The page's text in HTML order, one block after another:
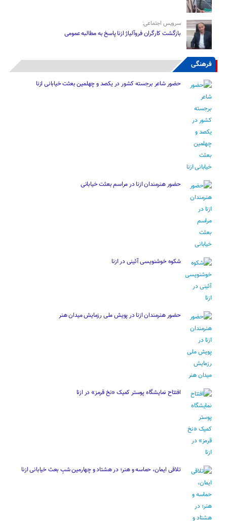
سرویس اجتماعی:
بازگشت کارگران فروآلیاژ ازنا پاسخ به مطالبه عمومی
فرهنگی
حضور شاعر برجسته کشور در یکصد و چهلمین بعثت خیابانی ازنا
حضور هنرمندان ازنا در مراسم بعثت خیابانی
شکوه خوشنویسی آئینی در ازنا
حضور هنرمندان ازنا در پویش ملی رزمایش میدان هنر
افتتاح نمایشگاه پوستر کمیک «نخ قرمز» در ازنا
تلاقی ایمان، حماسه و هنر؛ در هشتاد و چهارمین شبِ بعث خیابانی ازنا